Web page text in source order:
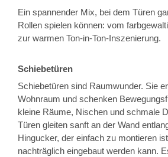
Ein spannender Mix, bei dem Türen
Rollen spielen können: vom
zur warmen Ton-in-Ton-Inszenierung.
Schiebetüren
Schiebetüren sind Raumwunder. Sie
Wohnraum und schenken
kleine Räume, Nischen und schmale
Türen gleiten sanft an der Wand
Hingucker, der einfach zu montieren
nachträglich eingebaut werden kann.